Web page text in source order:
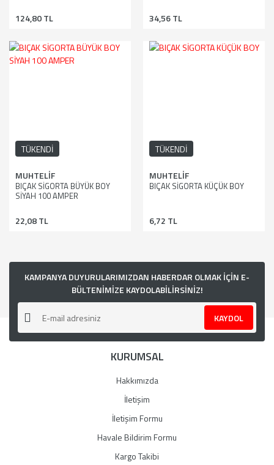
124,80 TL 34,56 TL
TÜKENDİ
MUHTELİF
BIÇAK SİGORTA BÜYÜK BOY
SİYAH 100 AMPER
22,08 TL
TÜKENDİ
MUHTELİF
BIÇAK SİGORTA KÜÇÜK BOY
6,72 TL
KAMPANYA DUYURULARIMIZDAN HABERDAR OLMAK İÇİN E-
BÜLTENİMİZE KAYDOLABİLİRSİNİZ!
KAYDOL
KURUMSAL
Hakkımızda
İletişim
İletişim Formu
Havale Bildirim Formu
Kargo Takibi